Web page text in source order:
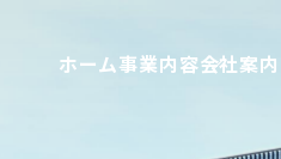
ホーム事業内容会社案内